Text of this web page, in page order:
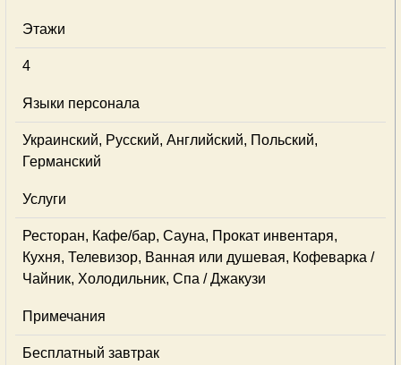
Этажи
4
Языки персонала
Украинский, Русский, Английский, Польский,
Германский
Услуги
Ресторан, Кафе/бар, Сауна, Прокат инвентаря,
Кухня, Телевизор, Ванная или душевая, Кофеварка /
Чайник, Холодильник, Спа / Джакузи
Примечания
Бесплатный завтрак